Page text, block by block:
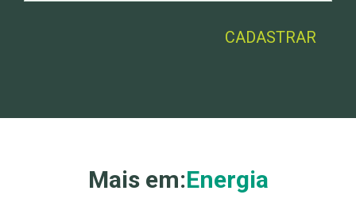
Mais em:Energia